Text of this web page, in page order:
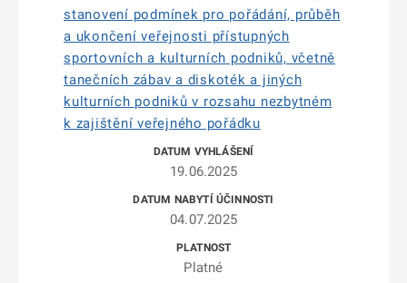
stanovení podmínek pro pořádání, průběh
a ukončení veřejnosti přístupných
sportovních a kulturních podniků, včetně
tanečních zábav a diskoték a jiných
kulturních podniků v rozsahu nezbytném
k zajištění veřejného pořádku
19.06.2025
04.07.2025
Platné